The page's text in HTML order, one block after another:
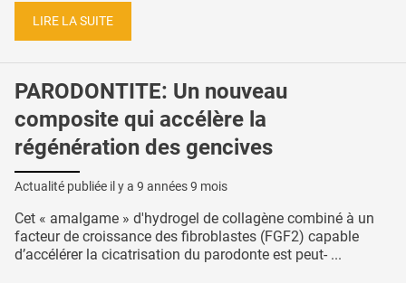
LIRE LA SUITE
PARODONTITE: Un nouveau
composite qui accélère la
régénération des gencives
Actualité publiée il y a 9 années 9 mois
Cet « amalgame » d'hydrogel de collagène combiné à un
facteur de croissance des fibroblastes (FGF2) capable
d’accélérer la cicatrisation du parodonte est peut- ...